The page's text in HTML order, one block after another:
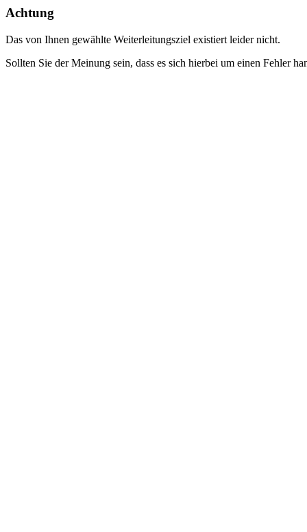
Achtung
Das von Ihnen gewählte Weiterleitungsziel existiert leider nicht.
Sollten Sie der Meinung sein, dass es sich hierbei um einen Fehler